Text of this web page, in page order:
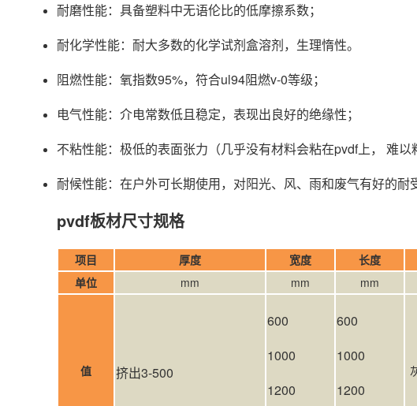
耐磨性能：具备塑料中无语伦比的低摩擦系数；
耐化学性能：耐大多数的化学试剂盒溶剂，生理惰性。
阻燃性能： 氧指数95%，符合ul94阻燃v-0等级；
电气性能：介电常数低且稳定，表现出良好的绝缘性；
不粘性能：极低的表面张力（几乎没有材料会粘在pvdf上， 难以
耐候性能：在户外可长期使用，对阳光、风、雨和废气有好的耐
pvdf板材尺寸规格
项目 厚度 宽度 长度
单位
mm mm mm
值 挤出3-500
600
1000
1200
600
1000
1200